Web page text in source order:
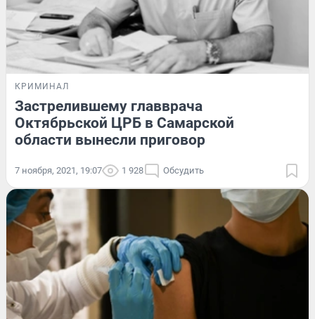
КРИМИНАЛ
Застрелившему главврача
Октябрьской ЦРБ в Самарской
области вынесли приговор
7 ноября, 2021, 19:07 1 928 Обсудить